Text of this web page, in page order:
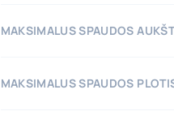
MAKSIMALUS SPAUDOS
MAKSIMALUS SPAUDOS